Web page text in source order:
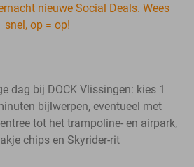
nieuwe Social Deals. Wees
snel, op = op!
dag bij DOCK Vlissingen: kies 1
bijlwerpen, eventueel met
tot het trampoline- en airpark,
chips en Skyrider-rit